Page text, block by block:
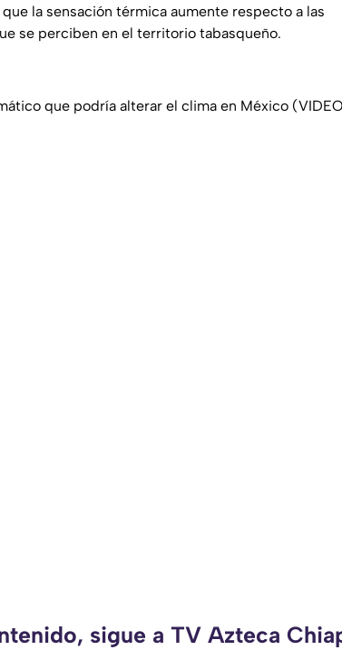
la sensación térmica aumente respecto a las
se perciben en el territorio tabasqueño.
que podría alterar el clima en México
sigue a TV Azteca